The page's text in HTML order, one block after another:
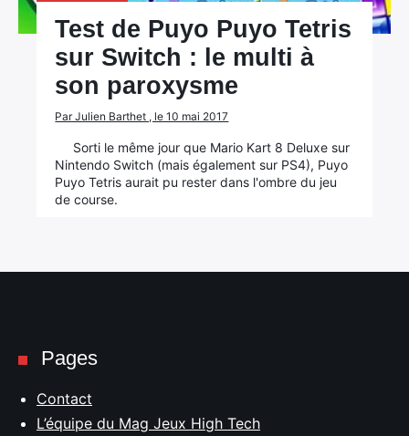
Test de Puyo Puyo Tetris
sur Switch : le multi à
son paroxysme
Par Julien Barthet , le 10 mai 2017
Sorti le même jour que Mario Kart 8 Deluxe sur
Nintendo Switch (mais également sur PS4), Puyo
Puyo Tetris aurait pu rester dans l'ombre du jeu
de course.
Pages
Contact
L’équipe du Mag Jeux High Tech